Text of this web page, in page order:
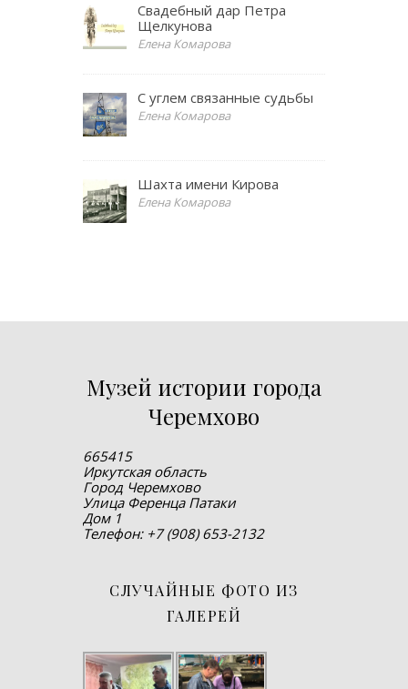
Свадебный дар Петра
Щелкунова
Елена Комарова
С углем связанные судьбы
Елена Комарова
Шахта имени Кирова
Елена Комарова
Музей истории города
Черемхово
665415
Иркутская область
Город Черемхово
Улица Ференца Патаки
Дом 1
Телефон: +7 (908) 653-2132
СЛУЧАЙНЫЕ ФОТО ИЗ
ГАЛЕРЕЙ